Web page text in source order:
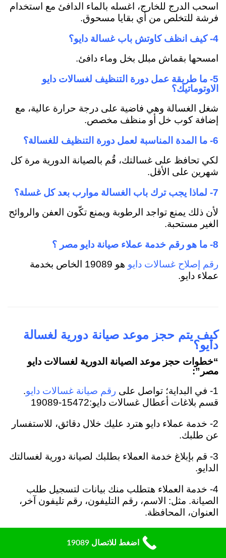
اسحب الدرج للخارج، اغسله بالماء الدافئ مع استخدام
فرشة للتخلص من أي بقايا مسحوق.
4- كيف انظف كاوتش باب غسالة دايو؟
امسحها بقماش مبلل بخل وماء دافئ.
5- ما طريقة عمل دورة التنظيف لغسالات دايو
الاوتوماتيك؟
شغل الغسالة وهي فاضية على درجة حرارة عالية، مع
إضافة كوب خل أو منظف مخصص.
6- ما المدة المناسبة لعمل دورة التنظيف للغسالة؟
لكي تحافظ على غسالتك، قُم بالصيانة الدورية مرة كل
شهرين على الأقل.
7- لماذا يجب ترك باب الغسالة موارب بعد كل غسلة؟
لأن ذلك يمنع تواجد الرطوبة ويمنع تكّون العفن والروائح
الغير مستحبة.
8- ما هو رقم خدمة عملاء صيانة دايو مصر ؟
رقم إصلاح غسالات دايو
هو 19089 الخاص بخدمة
عملاء دايو.
كيف يتم حجز موعد صيانة دورية لغسالة
دايو؟
“خطوات حجز موعد الصيانة الدورية لغسالات دايو
مصر”:
1- في البداية؛ تواصل على
رقم صيانة غسالات دايو.
قسم بلاغات أعطال غسالات دايو:15472-19089
2- خدمة عملاء دايو هترد عليك خلال دقائق، للاستفسار
عن طلبك.
3- قم بإبلاغ خدمة العملاء بطلبك لصيانة دورية لغسالتك
الدايو.
4- خدمة العملاء هتطلب منك بيانات لتسجيل طلب
الصيانة. مثل: الاسم، رقم التليفون، رقم تليفون آخر،
العنوان، المحافظة.
وذلك لتحديد موعد زيارة مناسب.
اضغط للاتصال 19089